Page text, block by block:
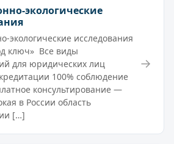
экологические
экологические исследования
ключ» Все виды
для юридических лиц
100% соблюдение
консультирование —
в России область
[…]
→